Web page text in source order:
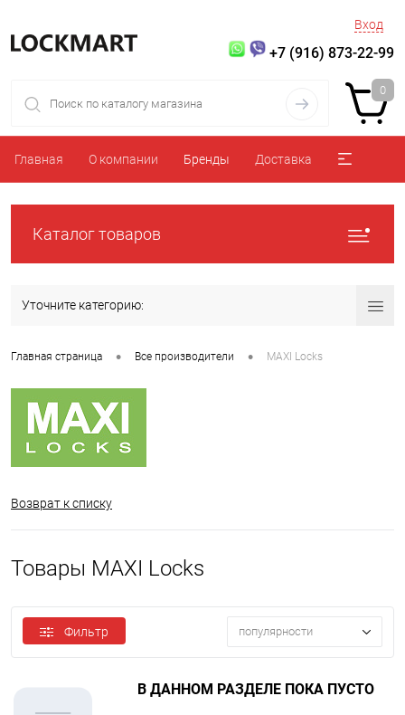
Вход
+7 (916) 873-22-99
0
Главная О компании Бренды Доставка
Каталог товаров
Уточните категорию:
Главная страница • Все производители • MAXI Locks
Возврат к списку
Товары MAXI Locks
Фильтр популярности
В ДАННОМ РАЗДЕЛЕ ПОКА ПУСТО